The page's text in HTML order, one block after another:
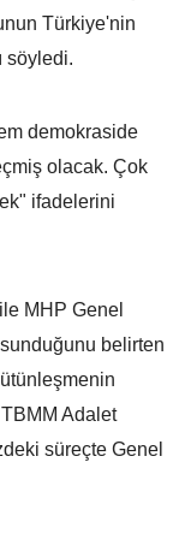
Türkiye'nin
söyledi.
demokraside
olacak. Çok
ifadelerini
MHP Genel
belirten
Adalet
süreçte Genel